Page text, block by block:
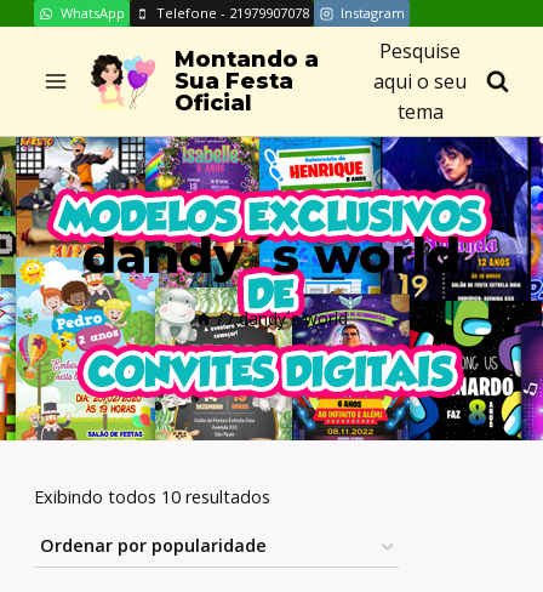
Skip
content
WhatsApp Telefone - 21979907078 Instagram
Montando a
Sua Festa
Oficial
Pesquise
aqui o seu
tema
dandy´s world
/ / dandy´s world
Exibindo todos 10 resultados